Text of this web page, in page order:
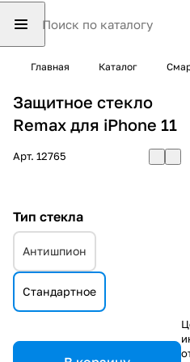
Главная Каталог
Защитное стекло
Remax для iPhone 11
Арт. 12765
Тип стекла
Антишпион
Стандартное